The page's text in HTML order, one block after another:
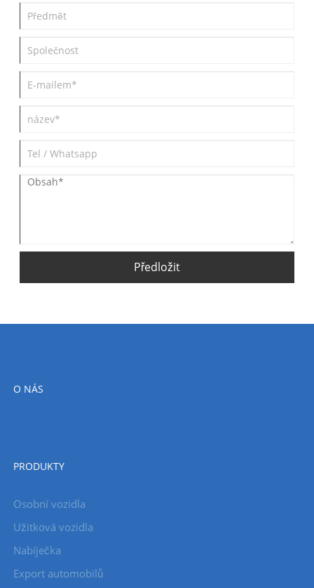
Byl ale skutečně vynalezen v 21. století? Ne nutně!
Předložit
O NÁS
PRODUKTY
Osobní vozidla
Užitková vozidla
Nabíječka
Export automobilů